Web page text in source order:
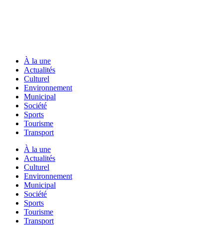
À la une
Actualités
Culturel
Environnement
Municipal
Société
Sports
Tourisme
Transport
À la une
Actualités
Culturel
Environnement
Municipal
Société
Sports
Tourisme
Transport